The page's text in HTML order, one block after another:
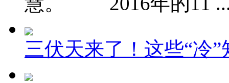
三伏天来了！这些“冷